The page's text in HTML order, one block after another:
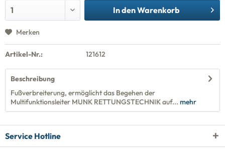
In denWarenkorb
Merken
Artikel-Nr.: 121612
Beschreibung
Fußverbreiterung, ermöglicht das Begehen der
Multifunktionsleiter MUNK RETTUNGSTECHNIK auf... mehr
Service Hotline